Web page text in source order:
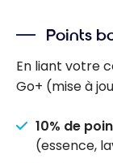
Points
En liant votre
Go+ (mise à
10% de
(essence,